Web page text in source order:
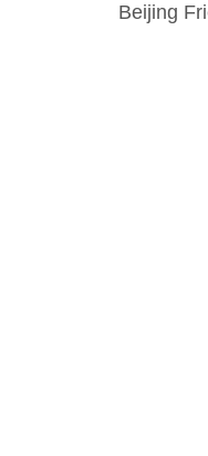
Beijing